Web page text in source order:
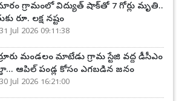
గ్రామంలో విద్యుత్ షాక్‌తో 7 గోర్లు మృతి..
రూ. లక్ష నష్టం
31 Jul 2026 09:11:38
మండలం మాటేడు గ్రామ స్టేజి వద్ద డీసీఎం
ఆపిల్ పండ్ల కోసం ఎగబడిన జనం
30 Jul 2026 16:21:00